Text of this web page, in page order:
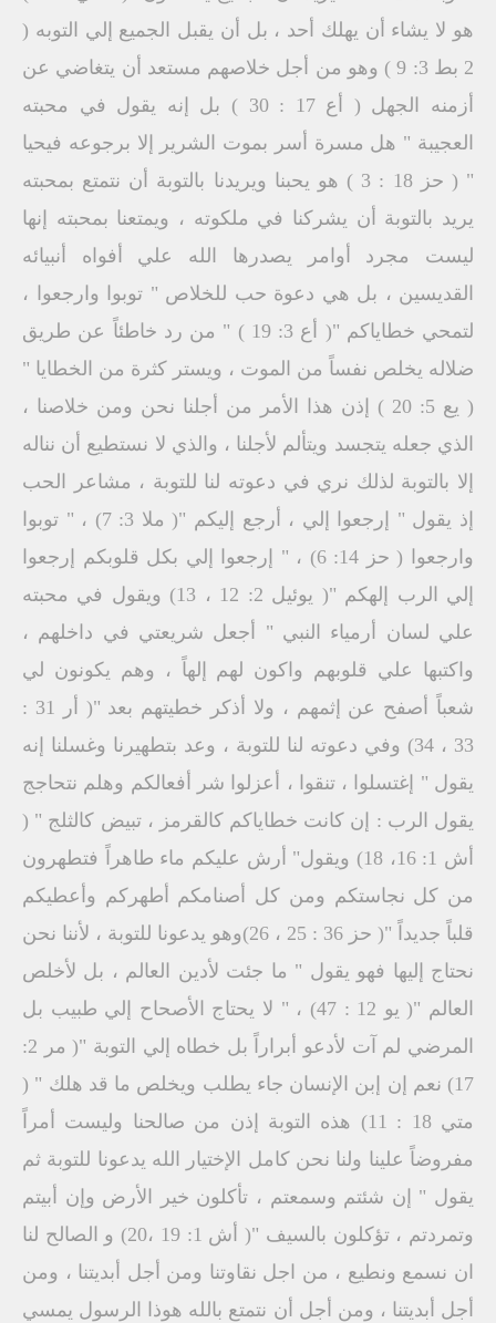
هو لا يشاء أن يهلك أحد ، بل أن يقبل الجميع إلي التوبه (
2 بط 3: 9 ) وهو من أجل خلاصهم مستعد أن يتغاضي عن
أزمنه الجهل ( أع 17 : 30 ) بل إنه يقول في محبته
العجيبة " هل مسرة أسر بموت الشرير إلا برجوعه فيحيا
" ( حز 18 : 3 ) هو يحبنا ويريدنا بالتوبة أن نتمتع بمحبته
يريد بالتوبة أن يشركنا في ملكوته ، ويمتعنا بمحبته إنها
ليست مجرد أوامر يصدرها الله علي أفواه أنبيائه
القديسين ، بل هي دعوة حب للخلاص " توبوا وارجعوا ،
لتمحي خطاياكم "( أع 3: 19 ) " من رد خاطئاً عن طريق
ضلاله يخلص نفساً من الموت ، ويستر كثرة من الخطايا "
( يع 5: 20 ) إذن هذا الأمر من أجلنا نحن ومن خلاصنا ،
الذي جعله يتجسد ويتألم لأجلنا ، والذي لا نستطيع أن نناله
إلا بالتوبة لذلك نري في دعوته لنا للتوبة ، مشاعر الحب
إذ يقول " إرجعوا إلي ، أرجع إليكم "( ملا 3: 7) ، " توبوا
وارجعوا ( حز 14: 6) ، " إرجعوا إلي بكل قلوبكم إرجعوا
إلي الرب إلهكم "( يوئيل 2: 12 ، 13) ويقول في محبته
علي لسان أرمياء النبي " أجعل شريعتي في داخلهم ،
واكتبها علي قلوبهم واكون لهم إلهاً ، وهم يكونون لي
شعباً أصفح عن إثمهم ، ولا أذكر خطيتهم بعد "( أر 31 :
33 ، 34) وفي دعوته لنا للتوبة ، وعد بتطهيرنا وغسلنا إنه
يقول " إغتسلوا ، تنقوا ، أعزلوا شر أفعالكم وهلم نتحاجج
يقول الرب : إن كانت خطاياكم كالقرمز ، تبيض كالثلج " (
أش 1: 16، 18) ويقول" أرش عليكم ماء طاهراً فتطهرون
من كل نجاستكم ومن كل أصنامكم أطهركم وأعطيكم
قلباً جديداً "( حز 36 : 25 ، 26)وهو يدعونا للتوبة ، لأننا نحن
نحتاج إليها فهو يقول " ما جئت لأدين العالم ، بل لأخلص
العالم "( يو 12 : 47) ، " لا يحتاج الأصحاح إلي طبيب بل
المرضي لم آت لأدعو أبراراً بل خطاه إلي التوبة "( مر 2:
17) نعم إن إبن الإنسان جاء يطلب ويخلص ما قد هلك " (
متي 18 : 11) هذه التوبة إذن من صالحنا وليست أمراً
مفروضاً علينا ولنا نحن كامل الإختيار الله يدعونا للتوبة ثم
يقول " إن شئتم وسمعتم ، تأكلون خير الأرض وإن أبيتم
وتمردتم ، تؤكلون بالسيف "( أش 1: 19 ،20) و الصالح لنا
ان نسمع ونطيع ، من اجل نقاوتنا ومن أجل أبديتنا ، ومن
أجل أبديتنا ، ومن أجل أن نتمتع بالله هوذا الرسول يمسي